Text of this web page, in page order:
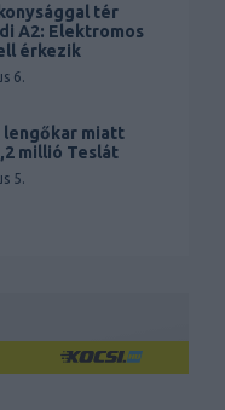
tér
A2: Elektromos
érkezik
6.
lengőkar miatt
millió Teslát
5.